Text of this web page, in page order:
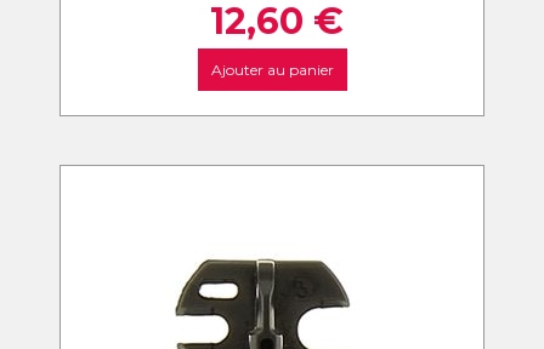
12,60 €
Ajouter au panier